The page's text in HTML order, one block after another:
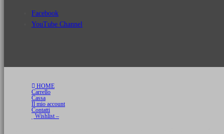
Facebook
YouTube Channel
HOME
Carrello
Cassa
Il mio account
Contatti
Wishlist –